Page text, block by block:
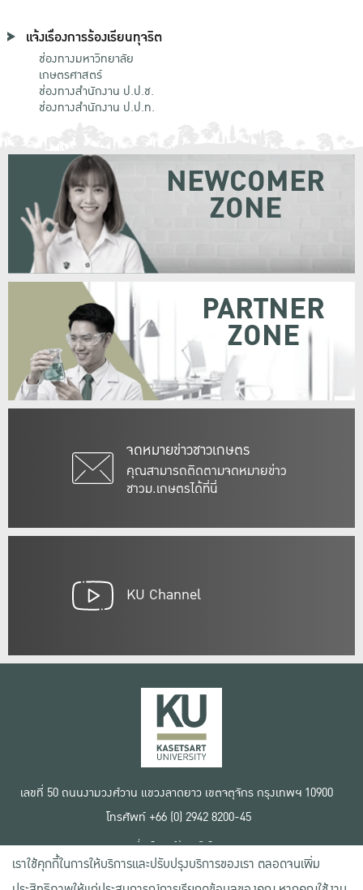
แจ้งเรื่องการร้องเรียนทุจริต
ช่องทางมหาวิทยาลัย
เกษตรศาสตร์
ช่องทางสำนักงาน ป.ป.ช.
ช่องทางสำนักงาน ป.ป.ท.
จดหมายข่าวชาวเกษตร
คุณสามารถติดตามจดหมายข่าว
ชาวม.เกษตรได้ที่นี่
NEWCOMER
ZONE
PARTNER
ZONE
KU Channel
เลขที่ 50 ถนนงามวงศ์วาน แขวงลาดยาว เขตจตุจักร กรุงเทพฯ 10900
โทรศัพท์ +66 (0) 2942 8200-45
เงื่อนไขการใช้งานเว็บไซต์
ข้อตกลงด้านสิทธิ์ใช้งาน
นโยบายความเป็นส่วนตัว
เราใช้คุกกี้ในการให้บริการและปรับปรุงบริการของเรา ตลอดจนเพิ่ม